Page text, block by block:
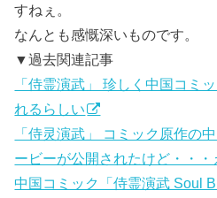
すねぇ。
なんとも感慨深いものです。
▼過去関連記事
「侍霊演武」 珍しく中国コミ
れるらしい
「侍灵演武」 コミック原作の
ービーが公開されたけど・・・
中国コミック「侍霊演武 Soul